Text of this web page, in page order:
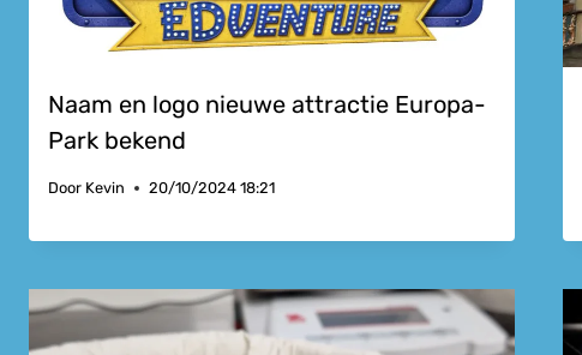
Naam en logo nieuwe attractie Europa-
Park bekend
Door Kevin 20/10/2024 18:21